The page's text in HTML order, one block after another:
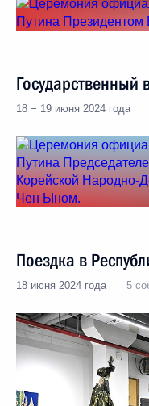
Государственный
18 − 19 июня 2024 года
Поездка в
18 июня 2024 года 5